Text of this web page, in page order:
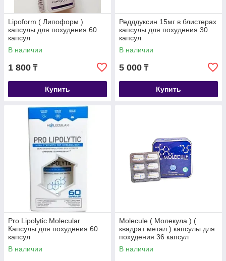
Lipoform ( Липоформ )
капсулы для похудения 60
капсул
В наличии
1 800 ₸
Купить
Редддуксин 15мг в блистерах
капсулы для похудения 30
капсул
В наличии
5 000 ₸
Купить
Pro Lipolytic Molecular
Капсулы для похудения 60
капсул
В наличии
Molecule ( Молекула ) (
квадрат метал ) капсулы для
похудения 36 капсул
В наличии